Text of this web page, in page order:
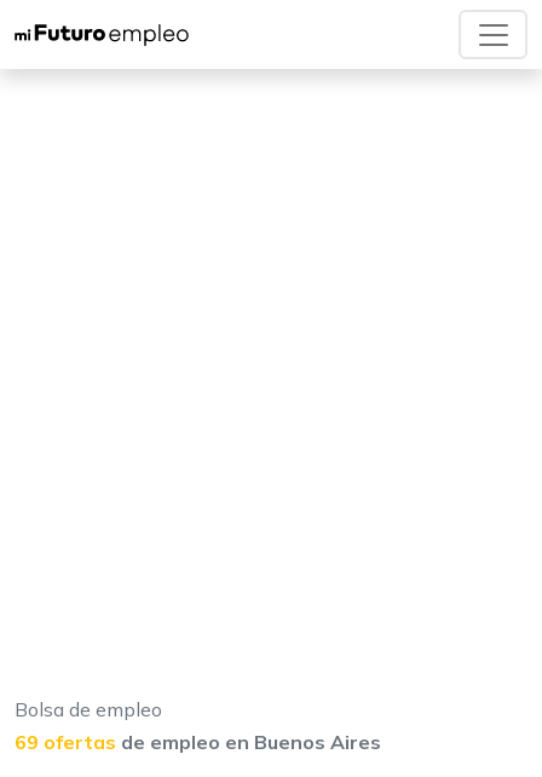
Bolsa de empleo
69 ofertas de empleo en Buenos Aires